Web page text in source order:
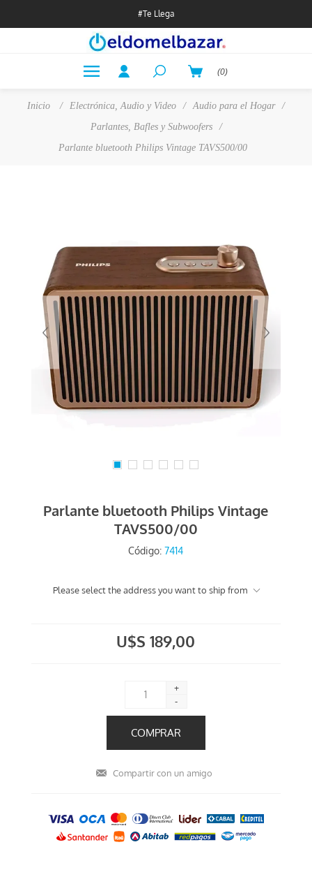
#Te Llega
(0)
Inicio / Electrónica, Audio y Video / Audio para el Hogar
/
Parlantes, Bafles y Subwoofers
/
Parlante bluetooth Philips Vintage TAVS500/00
Parlante bluetooth Philips Vintage
TAVS500/00
Código: 7414
Please select the address you want to ship from
U$S 189,00
+
-